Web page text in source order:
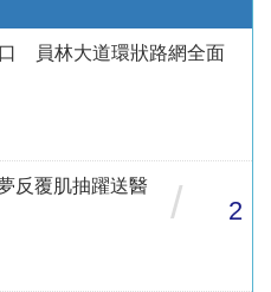
員林大道環狀路網全面
反覆肌抽躍送醫
/ 2